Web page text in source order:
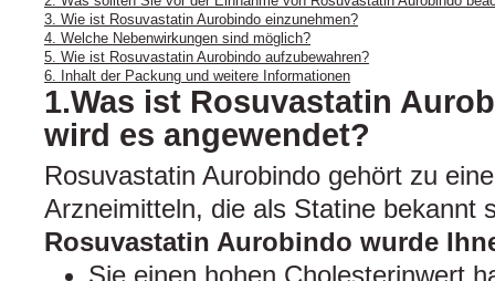
3. Wie ist Rosuvastatin Aurobindo einzunehmen?
4. Welche Nebenwirkungen sind möglich?
5. Wie ist Rosuvastatin Aurobindo aufzubewahren?
6. Inhalt der Packung und weitere Informationen
1.Was ist Rosuvastatin
wird es angewendet?
Rosuvastatin Aurobindo gehört zu
Arzneimitteln, die als Statine bekannt
Rosuvastatin Aurobindo wurde
Sie einen hohen Cholesterinwert